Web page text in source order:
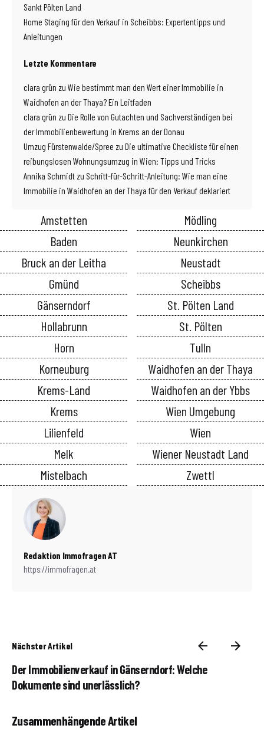
Sankt Pölten Land
Home Staging für den Verkauf in Scheibbs: Expertentipps und
Anleitungen
Letzte Kommentare
clara grün zu Wie bestimmt man den Wert einer Immobilie in
Waidhofen an der Thaya? Ein Leitfaden
clara grün zu Die Rolle von Gutachten und Sachverständigen bei
der Immobilienbewertung in Krems an der Donau
Umzug Fürstenwalde/Spree zu Die ultimative Checkliste für einen
reibungslosen Wohnungsumzug in Wien: Tipps und Tricks
Annika Schmidt zu Schritt-für-Schritt-Anleitung: Wie man eine
Immobilie in Waidhofen an der Thaya für den Verkauf deklariert
Amstetten
Baden
Bruck an der Leitha
Gmünd
Gänserndorf
Hollabrunn
Horn
Korneuburg
Krems-Land
Krems
Lilienfeld
Melk
Mistelbach
Mödling
Neunkirchen
Neustadt
Scheibbs
St. Pölten Land
St. Pölten
Tulln
Waidhofen an der Thaya
Waidhofen an der Ybbs
Wien Umgebung
Wien
Wiener Neustadt Land
Zwettl
Redaktion Immofragen AT
https://immofragen.at
Nächster Artikel
Der Immobilienverkauf in Gänserndorf: Welche
Dokumente sind unerlässlich?
Zusammenhängende Artikel